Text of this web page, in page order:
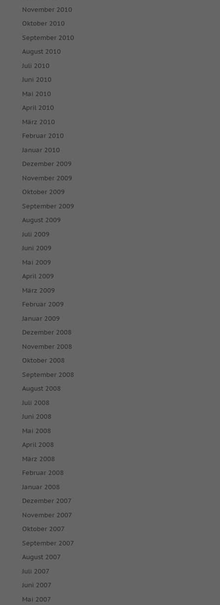
November 2010
Oktober 2010
September 2010
August 2010
Juli 2010
Juni 2010
Mai 2010
April 2010
März 2010
Februar 2010
Januar 2010
Dezember 2009
November 2009
Oktober 2009
September 2009
August 2009
Juli 2009
Juni 2009
Mai 2009
April 2009
März 2009
Februar 2009
Januar 2009
Dezember 2008
November 2008
Oktober 2008
September 2008
August 2008
Juli 2008
Juni 2008
Mai 2008
April 2008
März 2008
Februar 2008
Januar 2008
Dezember 2007
November 2007
Oktober 2007
September 2007
August 2007
Juli 2007
Juni 2007
Mai 2007